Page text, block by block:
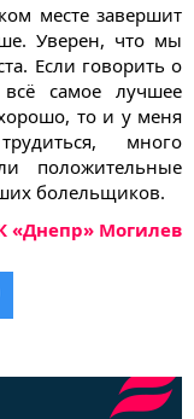
месте завершит
Уверен, что мы
Если говорить о
всё самое лучшее
то и у меня
много
положительные
болельщиков.
«Днепр» Могилев